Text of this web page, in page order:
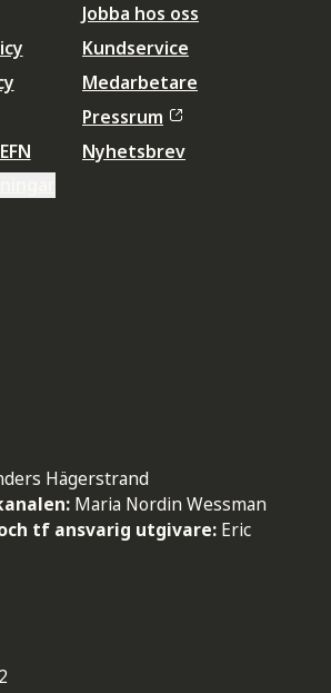
Jobba hos oss
Kundservice
Medarbetare
Pressrum
Nyhetsbrev
Hägerstrand
Maria Nordin Wessman
tf ansvarig utgivare: Eric